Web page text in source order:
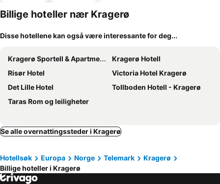
Billige hoteller nær Kragerø
Disse hotellene kan også være interessante for deg...
Kragerø Sportell & Apartments
Kragerø Hotell
Risør Hotel
Victoria Hotel Kragerø
Det Lille Hotel
Tollboden Hotell - Kragerø
Taras Rom og leiligheter
Se alle overnattingssteder i Kragerø
Hotellsøk Europa Norge Telemark
Kragerø
Billige hoteller i Kragerø